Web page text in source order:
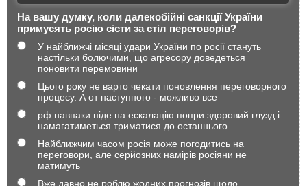
На вашу думку, коли далекобійні санкції України
примусять росію сісти за стіл переговорів?
У найближчі місяці удари України по росії стануть
настільки болючими, що агресору доведеться
поновити перемовини
Цього року не варто чекати поновлення переговорного
процесу. А от наступного - можливо все
рф навпаки піде на ескалацію попри здоровий глузд і
намагатиметься триматися до останнього
Найближчим часом росія може погодитись на
переговори, але серйозних намірів росіяни не
матимуть
Вже давно не роблю жодних прогнозів щодо